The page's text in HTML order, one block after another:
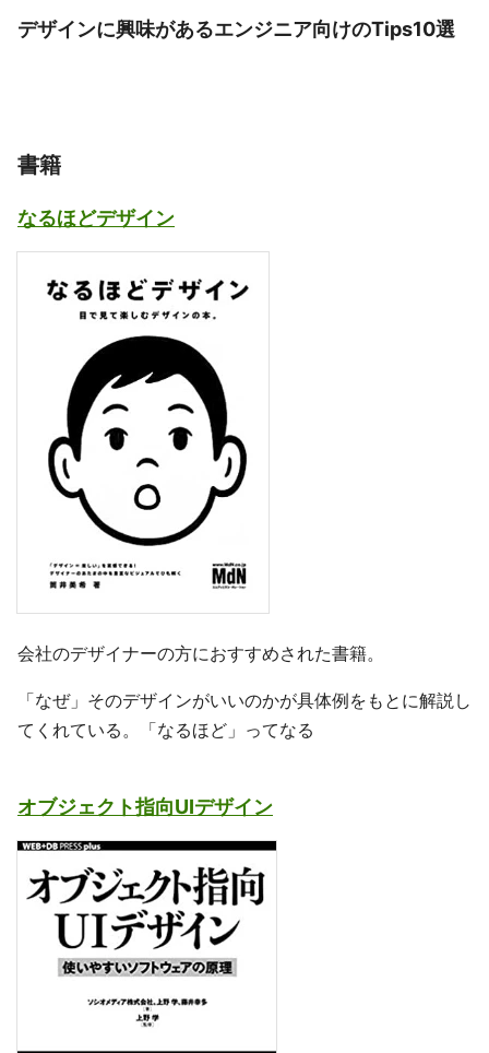
デザインに興味があるエンジニア向けのTips10選
書籍
なるほどデザイン
会社のデザイナーの方におすすめされた書籍。
「なぜ」そのデザインがいいのかが具体例をもとに解説し
てくれている。「なるほど」ってなる
オブジェクト指向UIデザイン